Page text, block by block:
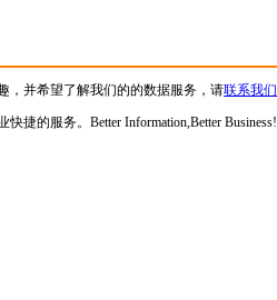
，并希望了解我们的的数据服务，请联系我们
捷的服务。Better Information,Better Business!